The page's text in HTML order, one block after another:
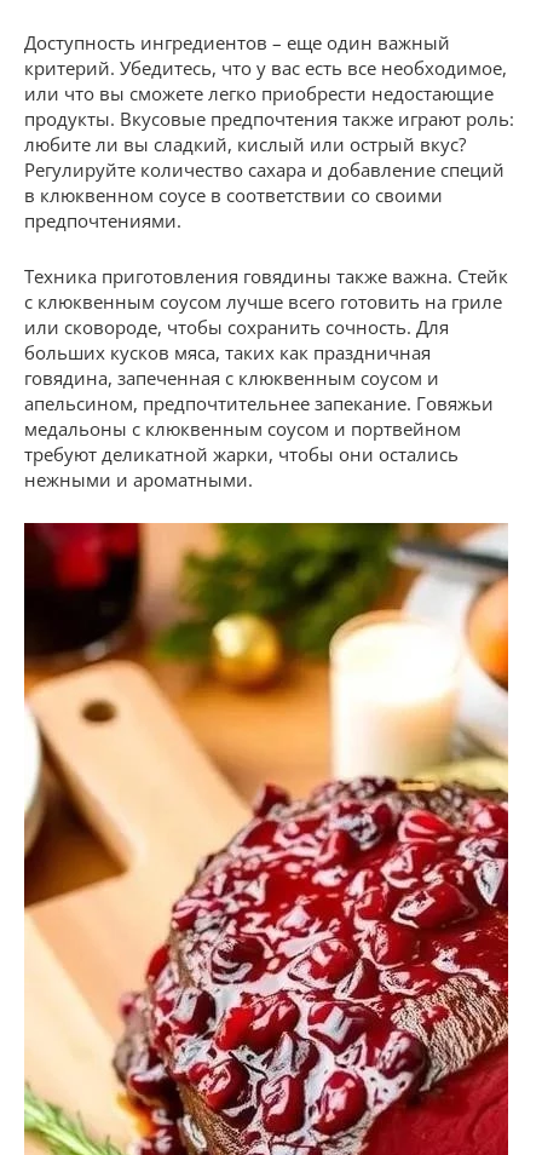
Доступность ингредиентов – еще один важный
критерий. Убедитесь, что у вас есть все необходимое,
или что вы сможете легко приобрести недостающие
продукты. Вкусовые предпочтения также играют роль:
любите ли вы сладкий, кислый или острый вкус?
Регулируйте количество сахара и добавление специй
в клюквенном соусе в соответствии со своими
предпочтениями.
Техника приготовления говядины также важна. Стейк
с клюквенным соусом лучше всего готовить на гриле
или сковороде, чтобы сохранить сочность. Для
больших кусков мяса, таких как праздничная
говядина, запеченная с клюквенным соусом и
апельсином, предпочтительнее запекание. Говяжьи
медальоны с клюквенным соусом и портвейном
требуют деликатной жарки, чтобы они остались
нежными и ароматными.